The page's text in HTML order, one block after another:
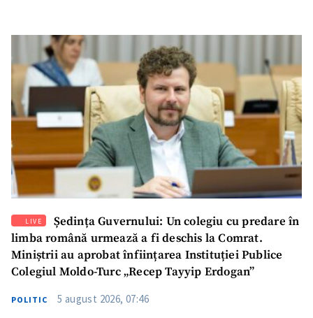
LIVE
Ședința Guvernului: Un colegiu cu predare în
limba română urmează a fi deschis la Comrat.
Miniștrii au aprobat înființarea Instituției Publice
Colegiul Moldo-Turc „Recep Tayyip Erdogan”
POLITIC 5 august 2026, 07:46